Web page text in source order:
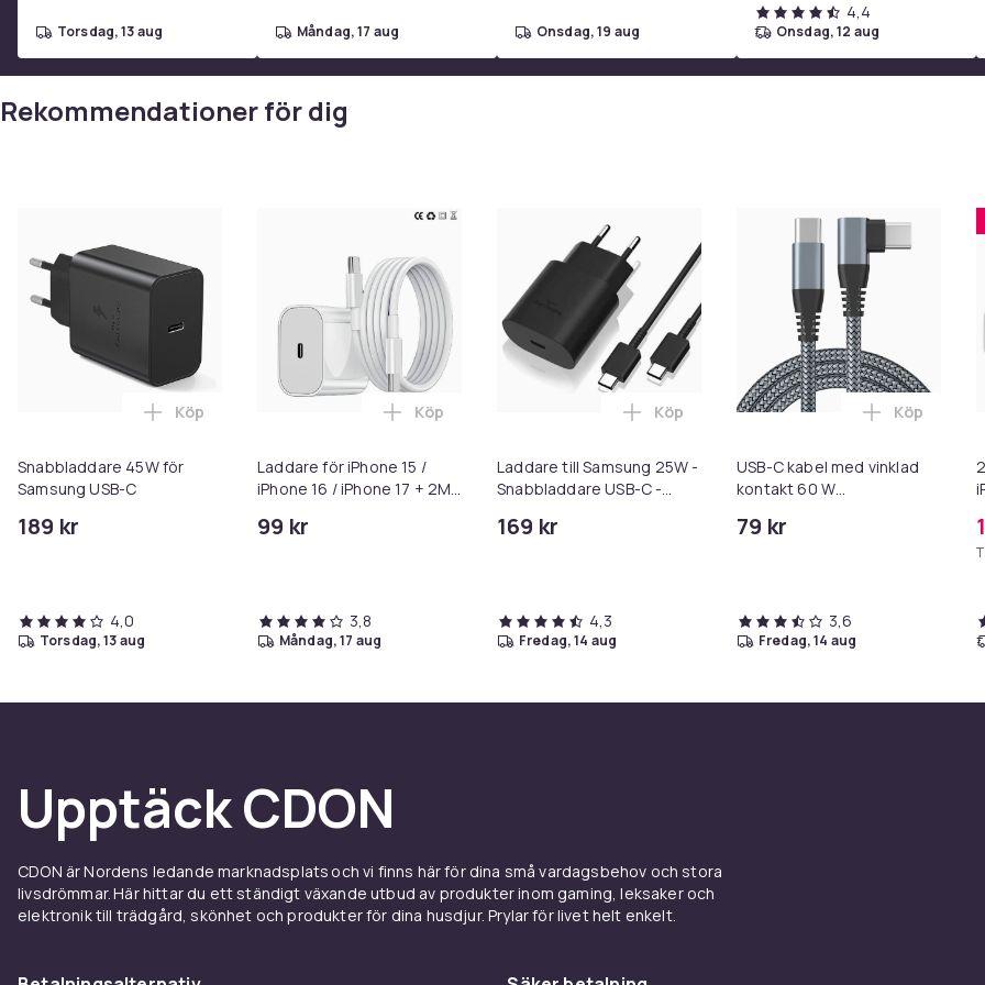
torsdag, 13 aug måndag, 17 aug onsdag, 19 aug
4,4
onsdag, 12 aug
Rekommendationer för dig
Snabbladdare 45W för
Samsung USB-C
189 kr
Lägg till Snabbladdare 45W för Samsung USB-C i varukorgen
Köp
4,0
torsdag, 13 aug
Laddare för iPhone 15 /
iPhone 16 / iPhone 17 + 2M
till USB-C
99 kr
Lägg till Laddare för iPhone 15 / iPhone
Köp
3,8
måndag, 17 aug
Laddare till Samsung 25W -
Snabbladdare USB-C -
169 kr
Lägg till Laddare till Samsung 25W -
Köp
4,3
fredag, 14 aug
USB-C kabel med vinklad
kontakt 60 W
79 kr
Lägg till
Köp
3,6
fredag, 14 aug
Upptäck CDON
CDON är Nordens ledande marknadsplats och vi finns här för dina små vardagsbehov och stora
livsdrömmar. Här hittar du ett ständigt växande utbud av produkter inom gaming, leksaker och
elektronik till trädgård, skönhet och produkter för dina husdjur. Prylar för livet helt enkelt.